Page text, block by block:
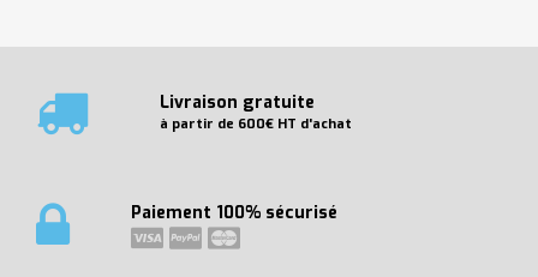
Livraison gratuite
à partir de 600€ HT d'achat
Paiement 100% sécurisé